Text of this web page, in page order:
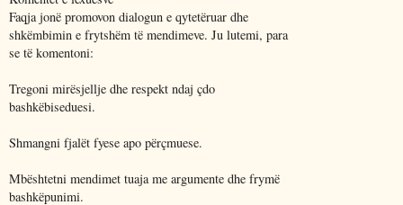
Faqja jonë promovon dialogun e qytetëruar dhe
shkëmbimin e frytshëm të mendimeve. Ju lutemi, para
se të komentoni:
Tregoni mirësjellje dhe respekt ndaj çdo
bashkëbiseduesi.
Shmangni fjalët fyese apo përçmuese.
Mbështetni mendimet tuaja me argumente dhe frymë
bashkëpunimi.